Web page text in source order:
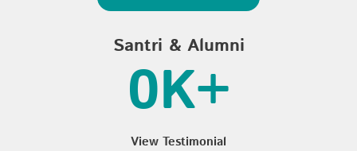
Santri & Alumni
0K+
View Testimonial